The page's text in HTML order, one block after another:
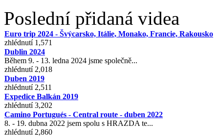
Poslední přidaná videa
Euro trip 2024 - Švýcarsko, Itálie, Monako, Francie, Rakousko
zhlédnutí 1,571
Dublin 2024
Během 9. - 13. ledna 2024 jsme společně...
zhlédnutí 2,018
Duben 2019
zhlédnutí 2,511
Expedice Balkán 2019
zhlédnutí 3,202
Camino Portugués - Central route - duben 2022
8. - 19. dubna 2022 jsem spolu s HRAZDA te...
zhlédnutí 2,860